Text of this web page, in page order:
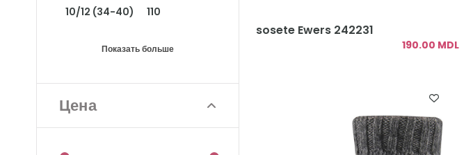
10/12 (34-40) 110
Показать больше
Цена
sosete Ewers 242231
190.00 MDL